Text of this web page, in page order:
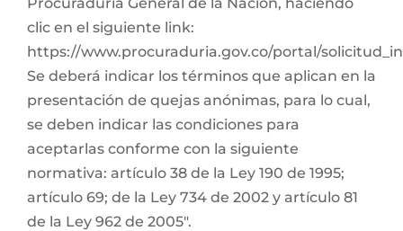
clic en el siguiente link:
https://www.procuraduria.gov.co/portal/
Se deberá indicar los términos que aplican en la
presentación de quejas anónimas, para lo cual,
se deben indicar las condiciones para
aceptarlas conforme con la siguiente
normativa: artículo 38 de la Ley 190 de 1995;
artículo 69; de la Ley 734 de 2002 y artículo 81
de la Ley 962 de 2005".